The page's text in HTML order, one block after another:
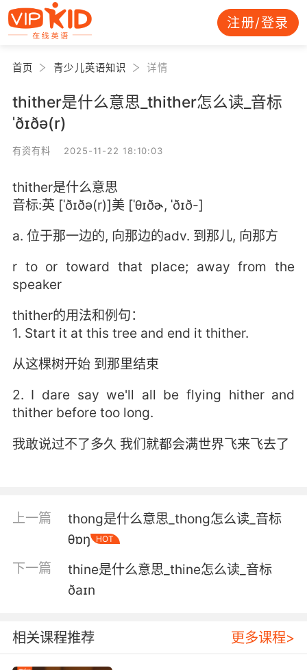
注册/登录
首页 青少儿英语知识 详情
thither是什么意思_thither怎么读_音标
ˈðɪðə(r)
有资有料 2025-11-22 18:10:03
thither是什么意思
音标:英 [ˈðɪðə(r)]美 [ˈθɪðɚ, ˈðɪð-]
a. 位于那一边的, 向那边的adv. 到那儿, 向那方
r to or toward that place; away from the
speaker
thither的用法和例句：
1. Start it at this tree and end it thither.
从这棵树开始 到那里结束
2. I dare say we'll all be flying hither and
thither before too long.
我敢说过不了多久 我们就都会满世界飞来飞去了
上一篇
thong是什么意思_thong怎么读_音标
θɒŋ
HOT
下一篇
thine是什么意思_thine怎么读_音标
ðaɪn
相关课程推荐 更多课程>